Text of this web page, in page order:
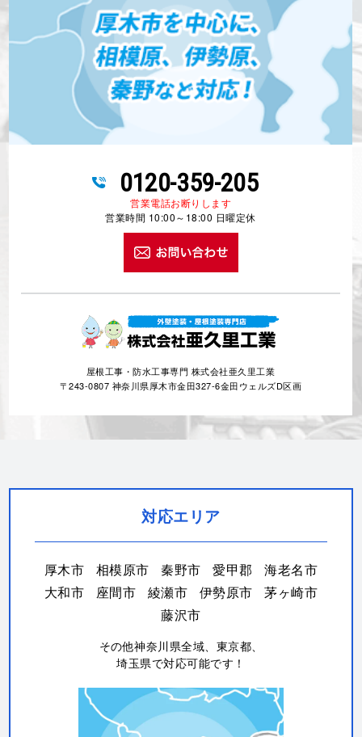
0120-359-205
営業電話お断りします
営業時間 10:00～18:00 日曜定休
屋根工事・防水工事専門 株式会社亜久里工業
〒243-0807 神奈川県厚木市金田327-6金田ウェルズD区画
対応エリア
厚木市 相模原市 秦野市 愛甲郡
海老名市
大和市
座間市 綾瀬市 伊勢原市
茅ヶ崎市
藤沢市
その他神奈川県全域、東京都、
埼玉県で対応可能です！